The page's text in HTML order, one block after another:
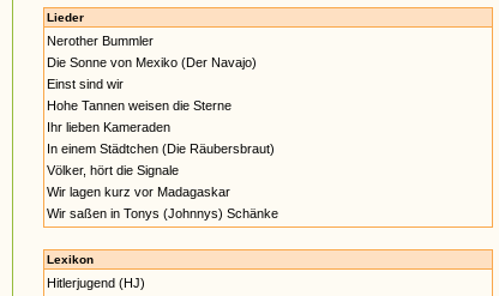
Lieder
Nerother Bummler
Die Sonne von Mexiko (Der Navajo)
Einst sind wir
Hohe Tannen weisen die Sterne
Ihr lieben Kameraden
In einem Städtchen (Die Räubersbraut)
Völker, hört die Signale
Wir lagen kurz vor Madagaskar
Wir saßen in Tonys (Johnnys) Schänke
Lexikon
Hitlerjugend (HJ)